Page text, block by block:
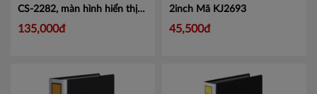
CS-2282, màn hình hiển thị
lớn tiện lợi.
135,000đ
2inch Mã KJ2693
45,500đ